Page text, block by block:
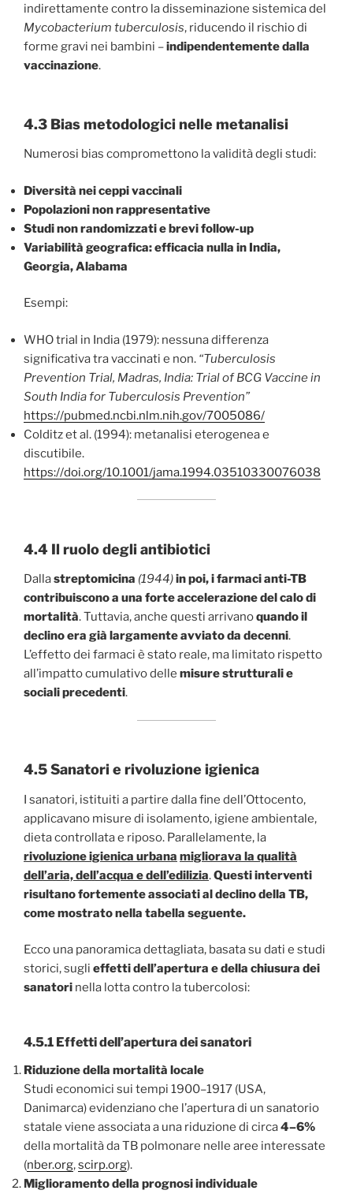
indirettamente contro la disseminazione sistemica del
Mycobacterium tuberculosis, riducendo il rischio di
forme gravi nei bambini –indipendentemente dalla
vaccinazione.
4.3 Bias metodologici nelle metanalisi
Numerosi bias compromettono la validità degli studi:
Diversità nei ceppi vaccinali
Popolazioni non rappresentative
Studi non randomizzati e brevi follow-up
Variabilità geografica: efficacia nulla in India,
Georgia, Alabama
Esempi:
WHO trial in India (1979): nessuna differenza
significativa tra vaccinati e non. “Tuberculosis
Prevention Trial, Madras, India: Trial of BCG Vaccine in
South India for Tuberculosis Prevention”
https://pubmed.ncbi.nlm.nih.gov/7005086/
Colditz et al. (1994): metanalisi eterogenea e
discutibile.
https://doi.org/10.1001/jama.1994.03510330076038
4.4 Il ruolo degli antibiotici
Dallastreptomicina (1944)in poi, i farmaci anti-TB
contribuiscono a una forte accelerazione del calo di
mortalità. Tuttavia, anche questi arrivanoquando il
declino era già largamente avviatoda decenni.
L’effetto dei farmaci è stato reale, ma limitato rispetto
all’impatto cumulativo delle misure strutturali e
sociali precedenti.
4.5 Sanatori e rivoluzione igienica
I sanatori, istituiti a partire dalla fine dell’Ottocento,
applicavano misure di isolamento, igiene ambientale,
dieta controllata e riposo. Parallelamente, la
rivoluzione igienica urbana migliorava la qualità
dell’aria, dell’acqua e dell’edilizia.Questi interventi
risultano fortemente associati al declino della TB,
come mostrato nella tabella seguente.
Ecco una panoramica dettagliata, basata su dati e studi
storici, sugli effetti dell’apertura e della chiusura dei
sanatori nella lotta contro la tubercolosi:
4.5.1 Effetti dell’apertura dei sanatori
Riduzione della mortalità locale
Studi economici sui tempi 1900–1917 (USA,
Danimarca) evidenziano che l’apertura di un sanatorio
statale viene associata a una riduzione di circa4–6%
della mortalità da TB polmonare nelle aree interessate
(nber.org,scirp.org).
Miglioramento della prognosi individuale